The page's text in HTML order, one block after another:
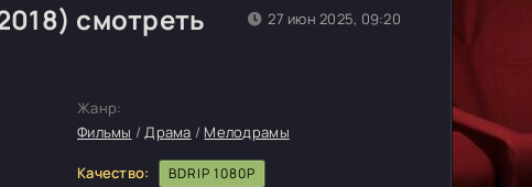
смотреть
27 июн 2025, 09:20
Жанр:
Фильмы /Драма / Мелодрамы
Качество: BDRIP 1080P